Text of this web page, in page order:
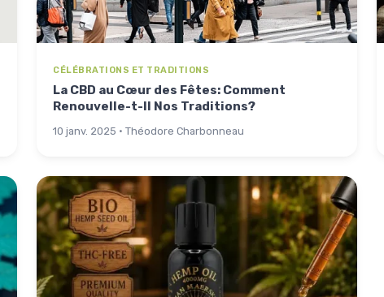
CÉLÉBRATIONS ET TRADITIONS
La CBD au Cœur des Fêtes: Comment
Renouvelle-t-Il Nos Traditions?
10 janv. 2025 · Théodore Charbonneau